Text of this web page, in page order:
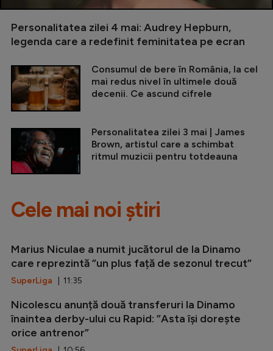
Personalitatea zilei 4 mai: Audrey Hepburn,
legenda care a redefinit feminitatea pe ecran
Consumul de bere în România, la cel
mai redus nivel în ultimele două
decenii. Ce ascund cifrele
Personalitatea zilei 3 mai | James
Brown, artistul care a schimbat
ritmul muzicii pentru totdeauna
Cele mai noi știri
Marius Niculae a numit jucătorul de la Dinamo
care reprezintă ”un plus față de sezonul trecut”
SuperLiga | 11:35
Nicolescu anunță două transferuri la Dinamo
înaintea derby-ului cu Rapid: ”Asta își dorește
orice antrenor”